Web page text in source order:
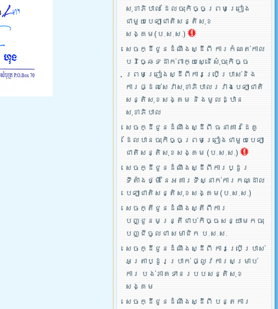
សុខាភិបាល ដែលចុះកិច្ចព្រមព្រៀង
ជាមួយបេឡាជាតិសន្តិសុខ
សង្គម(ប.ស.ស.)
សេចក្ដីជូនដំណឹងស្ដីពី ការកំណត់កាល
បរិច្ឆេទដាក់ពាក្យស្នើសុំចុះកិច្ច
ព្រមព្រៀងស្ដីពីការប្រើប្រាស់និង
ការផ្ដល់សេវាសុខាភិបាលរវាងបេឡាជាតិ
សន្តិសុខសង្គម និងមូលដ្ឋាន
សុខាភិបាល
សេចក្ដីជូនដំណឹងស្ដីពី ធនាគារដៃគូ
ដែលបានចុះកិច្ចព្រមព្រៀងជាមួយបេឡា
ជាតិសន្តិសុខសង្គម (ប.ស.ស.)
សេចក្ដីជូនដំណឹងស្ដីពីការប្ដូរ
ទីតាំងថ្មី នៃអគារទីស្នាក់ការកណ្ដាល
បេឡាជាតិសន្តិសុខសង្គម(ប.ស.ស.)
សេចក្តីជូនដំណឹងស្តីពីការ
បញ្ជូនមន្រ្តីជាប់កិច្ចសន្យាមកចុះ
បញ្ជីចូលជា សមាជិក ប.ស.ស.
សេចក្ដីជូនដំណឹងស្ដីពី ការប្រើប្រាស់
អត្រាប្ដូរប្រាក់ ផ្លូវការសម្រាប់
ការ បង់ភាគទានរបបសន្តិសុខ
សង្គម
សេចក្ដីជូនដំណឹងស្ដីពី បន្តការ